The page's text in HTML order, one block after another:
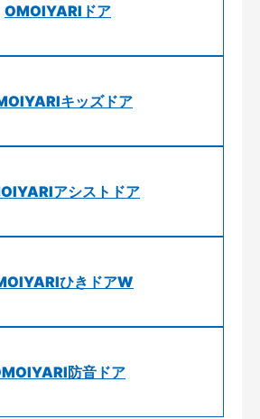
OMOIYARIドア
キッズドア
アシストドア
ひきドアW
防音ドア